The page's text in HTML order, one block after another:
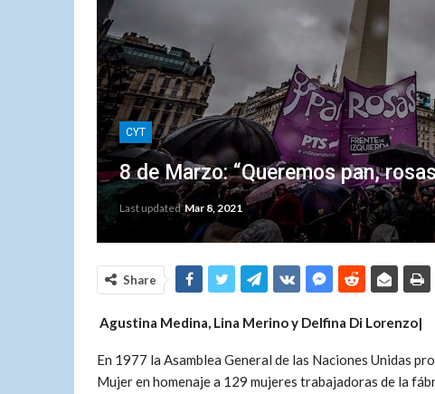
CYT
8 de Marzo: “Queremos pan,
Last updated Mar 8, 2021
Share
Agustina Medina, Lina Merino y Delfina Di Lorenzo|
En 1977 la Asamblea General de las Naciones Unidas
Mujer en homenaje a 129 mujeres trabajadoras de la